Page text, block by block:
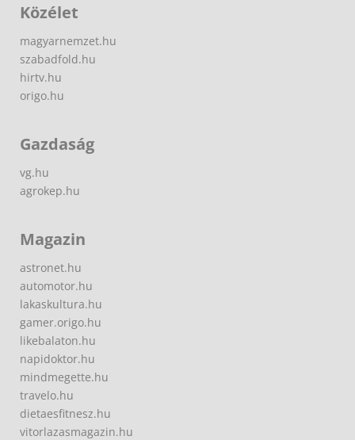
Közélet
magyarnemzet.hu
szabadfold.hu
hirtv.hu
origo.hu
Gazdaság
vg.hu
agrokep.hu
Magazin
astronet.hu
automotor.hu
lakaskultura.hu
gamer.origo.hu
likebalaton.hu
napidoktor.hu
mindmegette.hu
travelo.hu
dietaesfitnesz.hu
vitorlazasmagazin.hu